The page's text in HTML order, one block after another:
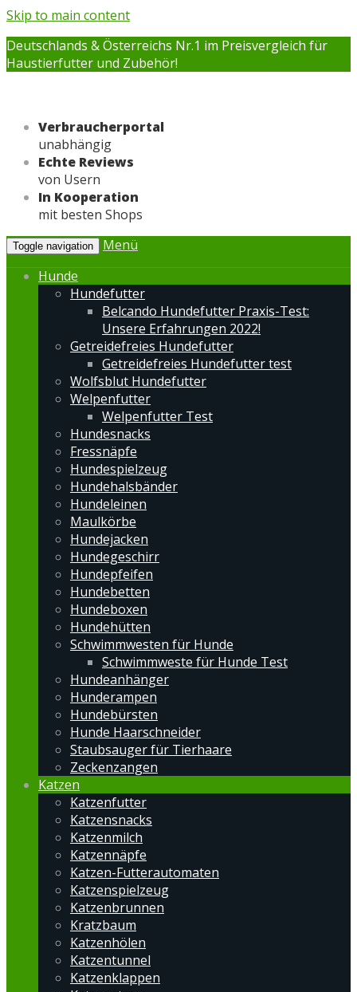
Skip to main content
Deutschlands & Österreichs Nr.1 im Preisvergleich für
Haustierfutter und Zubehör!
Verbraucherportal
unabhängig
Echte Reviews
von Usern
In Kooperation
mit besten Shops
Toggle navigation
Menü
Hunde
Hundefutter
Belcando Hundefutter Praxis-Test:
Unsere Erfahrungen 2022!
Getreidefreies Hundefutter
Getreidefreies Hundefutter test
Wolfsblut Hundefutter
Welpenfutter
Welpenfutter Test
Hundesnacks
Fressnäpfe
Hundespielzeug
Hundehalsbänder
Hundeleinen
Maulkörbe
Hundejacken
Hundegeschirr
Hundepfeifen
Hundebetten
Hundeboxen
Hundehütten
Schwimmwesten für Hunde
Schwimmweste für Hunde Test
Hundeanhänger
Hunderampen
Hundebürsten
Hunde Haarschneider
Staubsauger für Tierhaare
Zeckenzangen
Katzen
Katzenfutter
Katzensnacks
Katzenmilch
Katzennäpfe
Katzen-Futterautomaten
Katzenspielzeug
Katzenbrunnen
Kratzbaum
Katzenhölen
Katzentunnel
Katzenklappen